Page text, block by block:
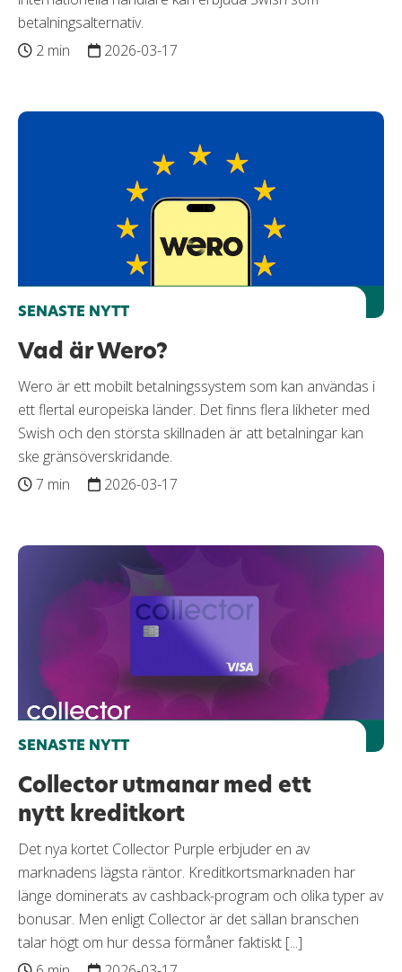
betalningsalternativ.
2 min
2026-03-17
SENASTE NYTT
Vad är Wero?
Wero är ett mobilt betalningssystem som kan användas i
ett flertal europeiska länder. Det finns flera likheter med
Swish och den största skillnaden är att betalningar kan
ske gränsöverskridande.
7 min
2026-03-17
SENASTE NYTT
Collector utmanar med ett
nytt kreditkort
Det nya kortet Collector Purple erbjuder en av
marknadens lägsta räntor. Kreditkortsmarknaden har
länge dominerats av cashback-program och olika typer av
bonusar. Men enligt Collector är det sällan branschen
talar högt om hur dessa förmåner faktiskt [...]